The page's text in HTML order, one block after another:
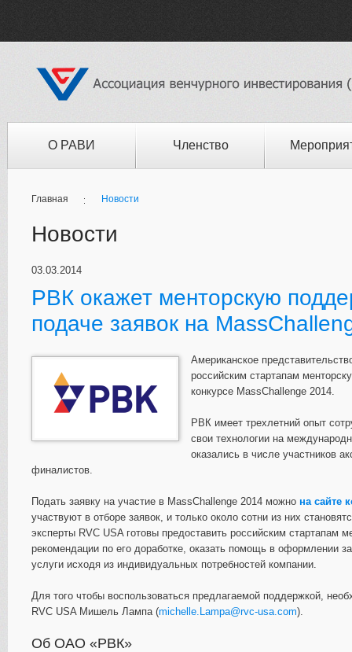
О РАВИ Членство
Главная Новости
Новости
03.03.2014
РВК окажет менторскую
подаче заявок на
Американское
российским стартапам
конкурсе MassChallenge 2014.
РВК имеет трехлетний опыт
свои технологии на
оказались в числе участников
финалистов.
Подать заявку на участие в MassChallenge 2014 можно на сайте
участвуют в отборе заявок, и только около сотни из них
эксперты RVC USA готовы предоставить российским стартапам
рекомендации по его доработке, оказать помощь в оформлении
услуги исходя из индивидуальных потребностей компании.
Для того чтобы воспользоваться предлагаемой поддержкой,
RVC USA Мишель Лампа (michelle.Lampa@rvc-usa.com).
Об ОАО «РВК»